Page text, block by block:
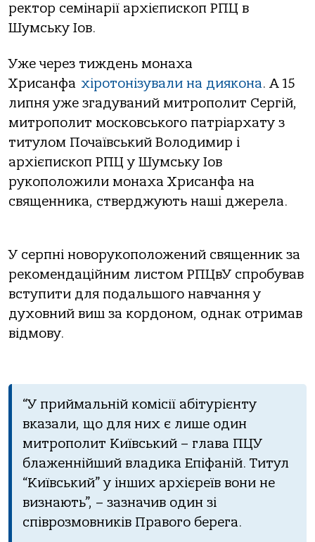
ректор семінарії архієпископ РПЦ в
Шумську Іов.
Уже через тиждень монаха
Хрисанфа хіротонізували на диякона. А 15
липня уже згадуваний митрополит Сергій,
митрополит московського патріархату з
титулом Почаївський Володимир і
архієпископ РПЦ у Шумську Іов
рукоположили монаха Хрисанфа на
священника, стверджують наші джерела.
У серпні новорукоположений священник за
рекомендаційним листом РПЦвУ спробував
вступити для подальшого навчання у
духовний виш за кордоном, однак отримав
відмову.
“У приймальній комісії абітурієнту
вказали, що для них є лише один
митрополит Київський – глава ПЦУ
блаженнійший владика Епіфаній. Титул
“Київський” у інших архієреїв вони не
визнають”, – зазначив один зі
співрозмовників Правого берега.